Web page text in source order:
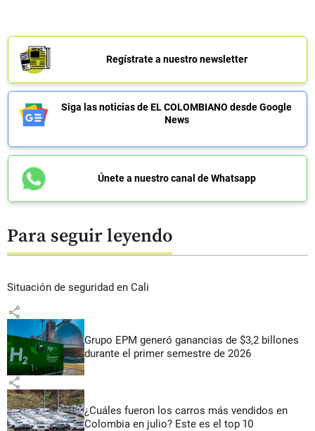
Regístrate a nuestro newsletter
Siga las noticias de EL COLOMBIANO desde Google
News
Únete a nuestro canal de Whatsapp
Para seguir leyendo
Situación de seguridad en Cali
share
Grupo EPM generó ganancias de $3,2 billones
durante el primer semestre de 2026
share
¿Cuáles fueron los carros más vendidos en
Colombia en julio? Este es el top 10